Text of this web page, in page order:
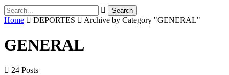
Home DEPORTES Archive by Category "GENERAL"
GENERAL
24 Posts